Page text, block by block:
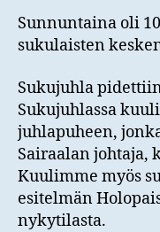
Sunnuntaina oli
sukulaisten
Sukujuhla
Sukujuhlassa
juhlapuheen,
Sairaalan
Kuulimme myös
esitelmän
nykytilasta.